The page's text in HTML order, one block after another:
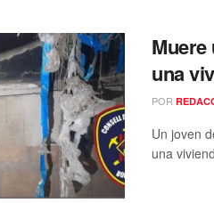
Muere
una
POR
Un joven
una